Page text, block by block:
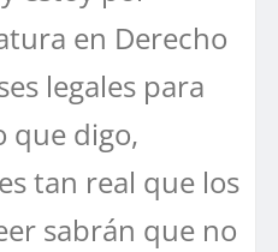
en Derecho
legales para
que digo,
tan real que los
sabrán que no